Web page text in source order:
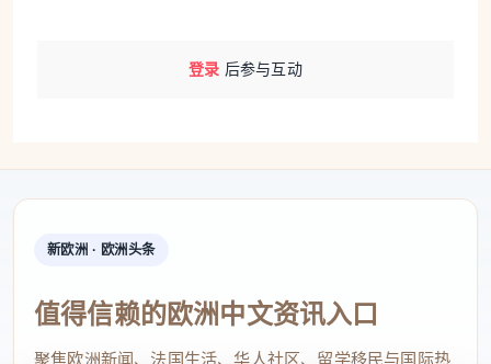
登录 后参与互动
新欧洲 · 欧洲头条
值得信赖的欧洲中文资讯入口
聚焦欧洲新闻、法国生活、华人社区、留学移民与国际热